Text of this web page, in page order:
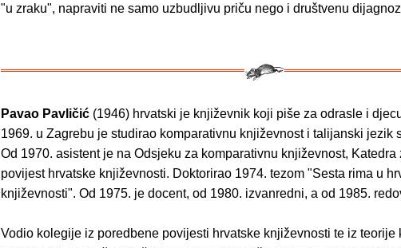
"u zraku", napraviti ne samo uzbudljivu priču nego i društvenu
Pavao Pavličić (1946) hrvatski je književnik koji piše za odrasle i
1969. u Zagrebu je studirao komparativnu književnost i talijanski jezik
Od 1970. asistent je na Odsjeku za komparativnu književnost, Katedra
povijest hrvatske književnosti. Doktorirao 1974. tezom "Sesta rima u
književnosti". Od 1975. je docent, od 1980. izvanredni, a od 1985.
Vodio kolegije iz poredbene povijesti hrvatske književnosti te iz teorije